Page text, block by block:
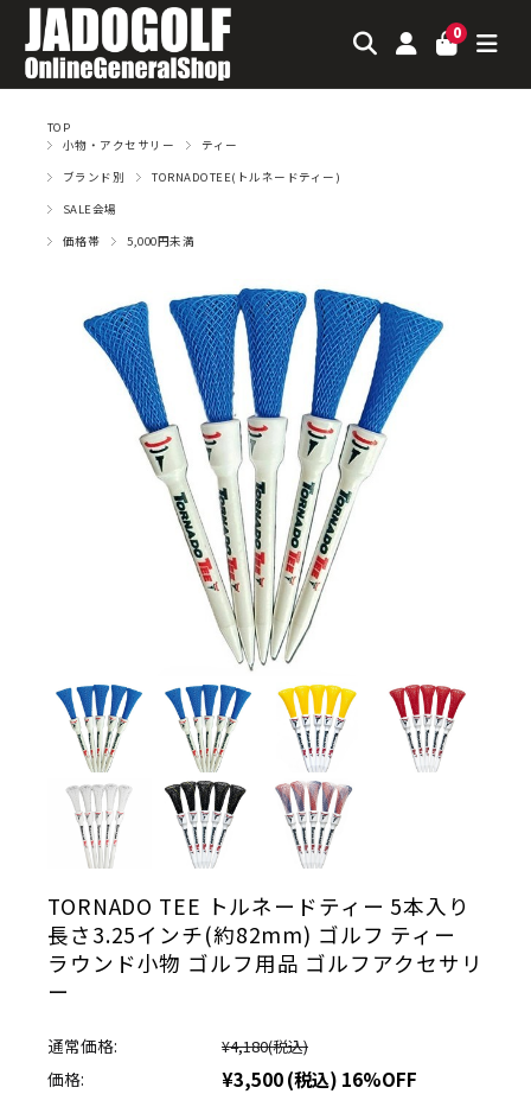
0
TOP
小物・アクセサリー
ティー
ブランド別
TORNADOTEE(トルネードティー)
SALE会場
価格帯
5,000円未満
TORNADO TEE トルネードティー 5本入り
長さ3.25インチ(約82mm) ゴルフ ティー
ラウンド小物 ゴルフ用品 ゴルフアクセサリ
ー
通常価格: ¥4,180(税込)
価格: ¥3,500(税込) 16%OFF